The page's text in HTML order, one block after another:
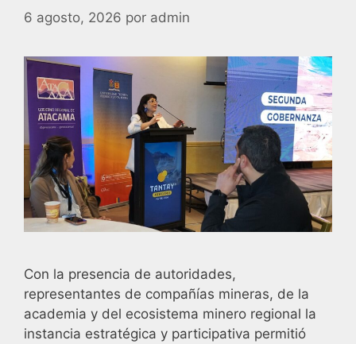
6 agosto, 2026 por admin
Con la presencia de autoridades,
representantes de compañías mineras, de la
academia y del ecosistema minero regional la
instancia estratégica y participativa permitió